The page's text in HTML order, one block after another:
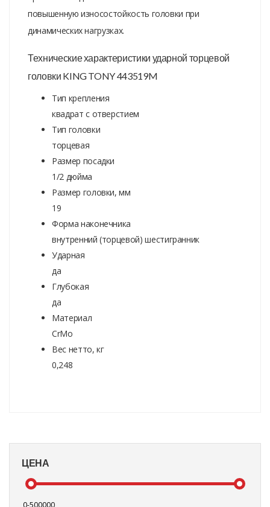
ЦЕНА
повышенную износостойкость головки при
динамических нагрузках.
Технические характеристики ударной торцевой
головки KING TONY 443519M
Тип крепления
квадрат с отверстием
Тип головки
торцевая
Размер посадки
1/2 дюйма
Размер головки, мм
19
Форма наконечника
внутренний (торцевой) шестигранник
Ударная
да
Глубокая
да
Материал
CrMo
Вес нетто, кг
0,248